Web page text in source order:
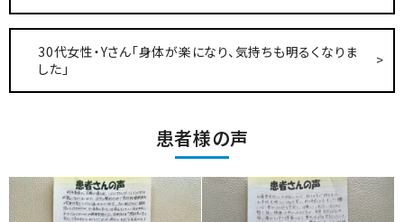
30代女性・Yさん「身体が楽になり、気持ちも明るくなりま
した」
患者様の声